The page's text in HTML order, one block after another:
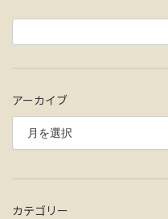
アーカイブ
カテゴリー